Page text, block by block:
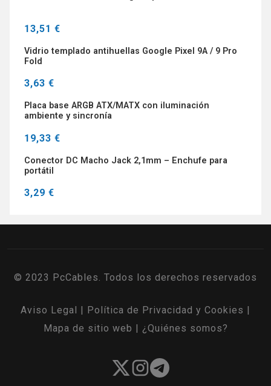
13,51 €
Vidrio templado antihuellas Google Pixel 9A / 9 Pro
Fold
3,63 €
Placa base ARGB ATX/MATX con iluminación
ambiente y sincronía
19,33 €
Conector DC Macho Jack 2,1mm – Enchufe para
portátil
3,29 €
© 2023 PcCables. Todos los derechos reservados
Aviso Legal Política de Privacidad y Cookies
Mapa de sitio web
¿Quiénes somos?